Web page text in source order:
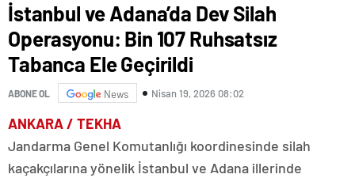
İstanbul ve Adana’da Dev Silah
Operasyonu: Bin 107 Ruhsatsız
Tabanca Ele Geçirildi
ABONE OL News Nisan 19, 2026 08:02
ANKARA / TEKHA
Jandarma Genel Komutanlığı koordinesinde silah
kaçakçılarına yönelik İstanbul ve Adana illerinde